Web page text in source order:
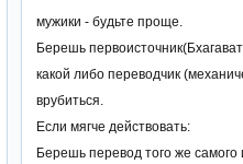
мужики - будьте проще.
Берешь
какой либо переводчик
врубиться.
Если мягче действовать:
Берешь перевод того же